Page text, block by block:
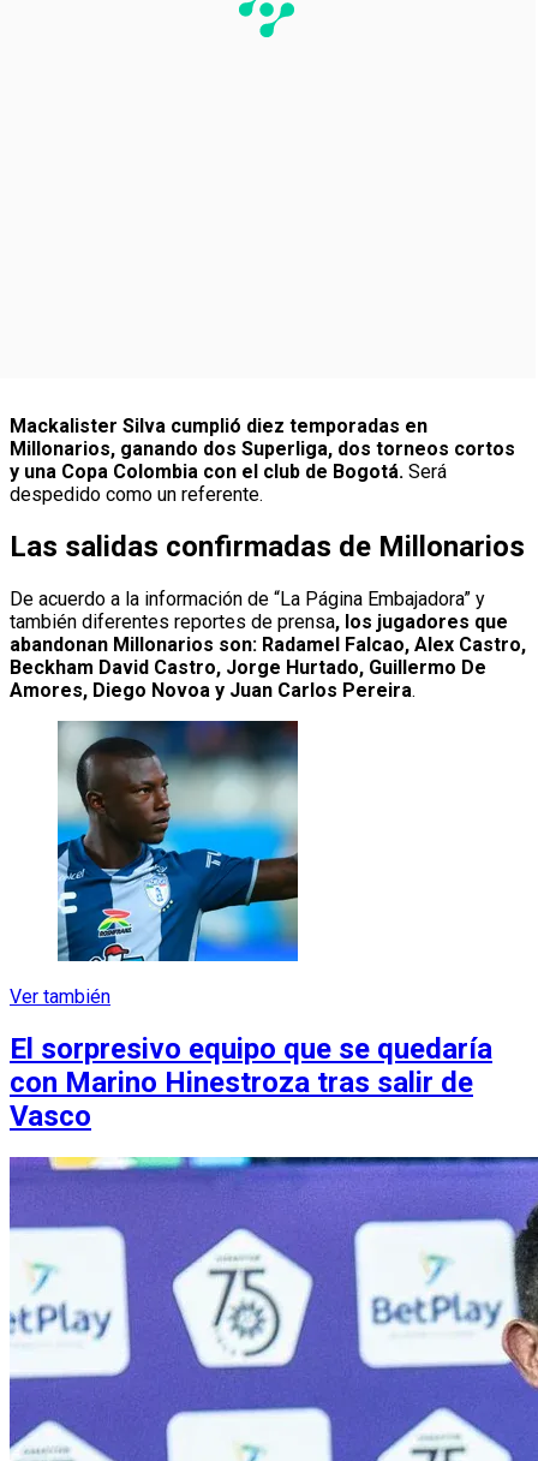
Mackalister Silva cumplió diez temporadas en
Millonarios, ganando dos Superliga, dos torneos cortos
y una Copa Colombia con el club de Bogotá. Será
despedido como un referente.
Las salidas confirmadas de Millonarios
De acuerdo a la información de “La Página Embajadora” y
también diferentes reportes de prensa, los jugadores que
abandonan Millonarios son: Radamel Falcao, Alex Castro,
Beckham David Castro, Jorge Hurtado, Guillermo De
Amores, Diego Novoa y Juan Carlos Pereira.
Ver también
El sorpresivo equipo que se quedaría
con Marino Hinestroza tras salir de
Vasco